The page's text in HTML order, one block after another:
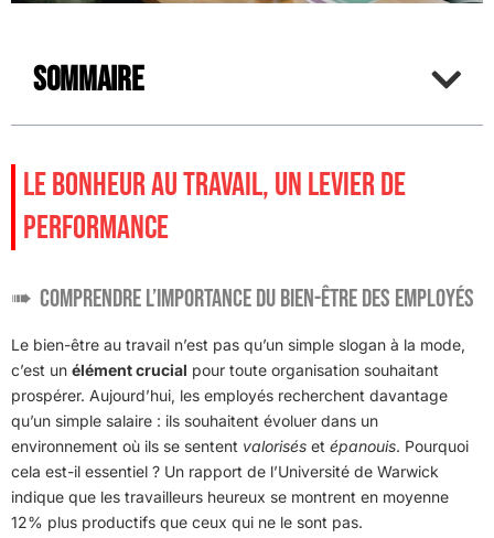
Sommaire
LE BONHEUR AU TRAVAIL, UN LEVIER DE
PERFORMANCE
Comprendre l’importance du bien-être des employés
Le bien-être au travail n’est pas qu’un simple slogan à la mode,
c’est un élément crucial pour toute organisation souhaitant
prospérer. Aujourd’hui, les employés recherchent davantage
qu’un simple salaire : ils souhaitent évoluer dans un
environnement où ils se sentent valorisés et épanouis. Pourquoi
cela est-il essentiel ? Un rapport de l’Université de Warwick
indique que les travailleurs heureux se montrent en moyenne
12% plus productifs que ceux qui ne le sont pas.